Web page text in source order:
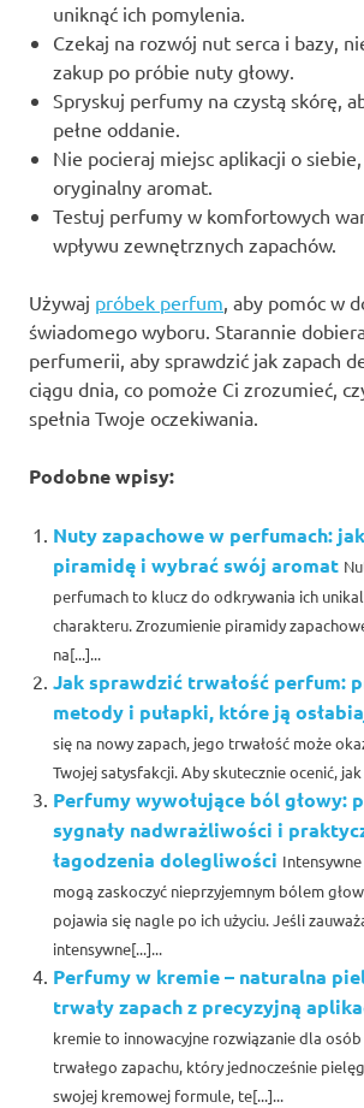
uniknąć ich pomylenia.
Czekaj na rozwój nut serca i bazy,
zakup po próbie nuty głowy.
Spryskuj perfumy na czystą skórę,
pełne oddanie.
Nie pocieraj miejsc aplikacji o
oryginalny aromat.
Testuj perfumy w komfortowych
wpływu zewnętrznych zapachów.
Używaj próbek perfum, aby pomóc w
świadomego wyboru. Starannie
perfumerii, aby sprawdzić jak zapach
ciągu dnia, co pomoże Ci zrozumieć,
spełnia Twoje oczekiwania.
Podobne wpisy:
Nuty zapachowe w perfumach:
piramidę i wybrać swój aromat
perfumach to klucz do odkrywania ich
charakteru. Zrozumienie piramidy
na[...]...
Jak sprawdzić trwałość perfum:
metody i pułapki, które ją
się na nowy zapach, jego trwałość może
Twojej satysfakcji. Aby skutecznie ocenić, jak
Perfumy wywołujące ból głowy:
sygnały nadwrażliwości i
łagodzenia dolegliwości
mogą zaskoczyć nieprzyjemnym bólem
pojawia się nagle po ich użyciu. Jeśli
intensywne[...]...
Perfumy w kremie – naturalna
trwały zapach z precyzyjną
kremie to innowacyjne rozwiązanie dla osób
trwałego zapachu, który jednocześnie
swojej kremowej formule, te[...]...